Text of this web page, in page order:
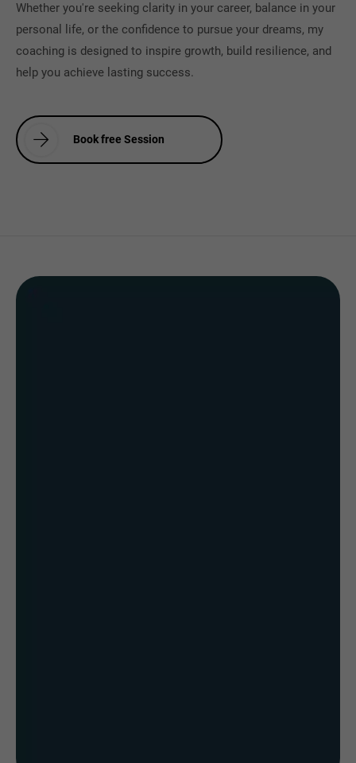
Whether you're seeking clarity in your career, balance in your
personal life, or the confidence to pursue your dreams, my
coaching is designed to inspire growth, build resilience, and
help you achieve lasting success.
Book free Session